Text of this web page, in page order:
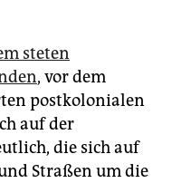
steten
, vor dem
postkolonialen
auf der
die sich auf
Straßen um die